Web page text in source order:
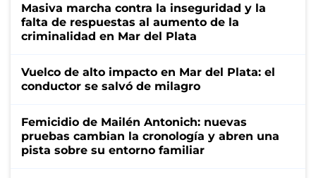
Masiva marcha contra la inseguridad y la
falta de respuestas al aumento de la
criminalidad en Mar del Plata
Vuelco de alto impacto en Mar del Plata: el
conductor se salvó de milagro
Femicidio de Mailén Antonich: nuevas
pruebas cambian la cronología y abren una
pista sobre su entorno familiar